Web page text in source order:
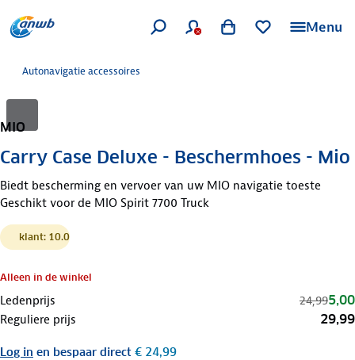
Menu
Autonavigatie accessoires
MIO
Carry Case Deluxe - Beschermhoes - Mio
Biedt bescherming en vervoer van uw MIO navigatie toeste
Geschikt voor de MIO Spirit 7700 Truck
klant: 10.0
Alleen in de winkel
Ledenprijs 24,995,00
Reguliere prijs 29,99
Log in en bespaar direct € 24,99